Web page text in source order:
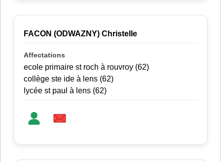
FACON (ODWAZNY) Christelle
ecole primaire st roch à rouvroy (62)
collège ste ide à lens (62)
lycée st paul à lens (62)